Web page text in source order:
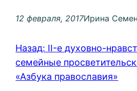
12 февраля, 2017Ирина
Назад: II-е духовно-
семейные
«Азбука православия»